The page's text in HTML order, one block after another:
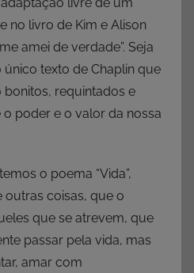
no livro de Kim e Alison
amei de verdade”. Seja
texto de Chaplin que
requintados e
poder e o valor da nossa
o poema “Vida”,
outras coisas, que o
que se atrevem, que
passar pela vida, mas
amar com